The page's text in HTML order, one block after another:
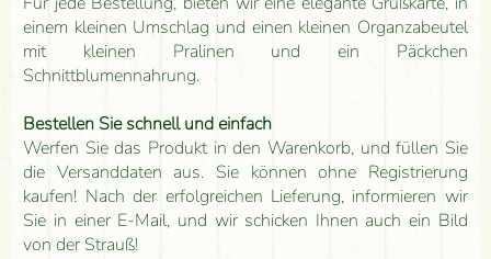
einem kleinen Umschlag und einen kleinen Organzabeutel
mit kleinen Pralinen und ein Päckchen
Schnittblumennahrung.
Bestellen Sie schnell und einfach
Werfen Sie das Produkt in den Warenkorb, und füllen Sie
die Versanddaten aus. Sie können ohne Registrierung
kaufen! Nach der erfolgreichen Lieferung, informieren wir
Sie in einer E-Mail, und wir schicken Ihnen auch ein Bild
von der Strauß!